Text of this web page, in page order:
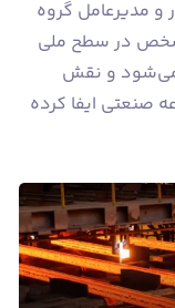
و مدیرعامل گروه
شخص در سطح ملی
می‌شود و نقش
صنعتی ایفا کرده